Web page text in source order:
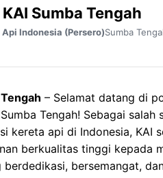
Sumba Tengah
Api Indonesia (Persero)Sumba
– Selamat datang di
Tengah! Sebagai
kereta api di Indonesia, KAI
berkualitas tinggi kepada
bersemangat,